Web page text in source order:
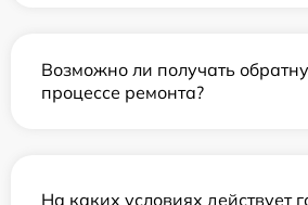
Возможно ли получать
процессе ремонта?
На каких условиях действует